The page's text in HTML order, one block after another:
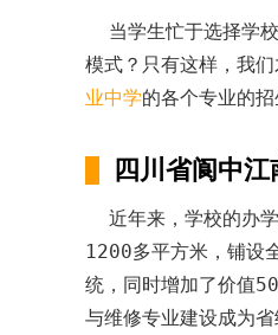
当学生忙于选择学校
模式？只有这样，我
业中学的各个专业的
四川省阆中
近年来，学校的办
1200多平方米，铺设
统，同时增加了价值
与维修专业建设成为省